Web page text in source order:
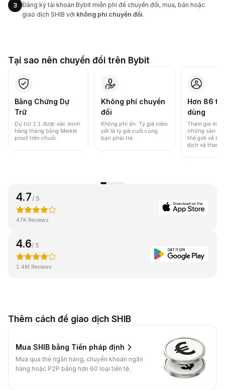
3
Đăng ký tài khoản Bybit miễn phí để chuyển đổi, mua, bán hoặc
giao dịch SHIB với không phí chuyển đổi.
Tại sao nên chuyển đổi trên Bybit
Bằng Chứng Dự
Trữ
Dự trữ 1:1 được xác minh
hàng tháng bằng Merkle
proof trên chuỗi.
Không phí chuyển
đổi
Không phí ẩn. Tỷ giá niêm
yết là tỷ giá cuối cùng
bạn phải trả.
Hơn 86
dùng
Tham gia một
những sàn
thế giới về
dịch và thanh
4.7 / 5
47K Reviews
4.6/ 5
1.4M Reviews
Thêm cách để giao dịch SHIB
Mua SHIB bằng Tiền pháp định
Mua qua thẻ ngân hàng, chuyển khoản ngân
hàng hoặc P2P bằng hơn 60 loại tiền tệ.